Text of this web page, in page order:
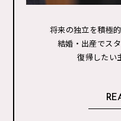
将来の独立を積極
結婚・出産でス
復帰したい